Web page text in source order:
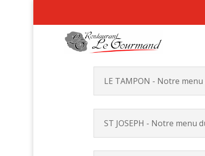
LE TAMPON - Notre
ST JOSEPH - Notre menu